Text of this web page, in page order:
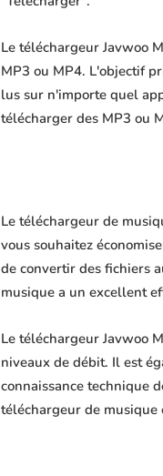
Le téléchargeur Javwoo
MP3 ou MP4. L'objectif
lus sur n'importe quel
télécharger des MP3 ou
Le téléchargeur de
vous souhaitez
de convertir des fichiers
musique a un excellent
Le téléchargeur Javwoo
niveaux de débit. Il est
connaissance technique
téléchargeur de